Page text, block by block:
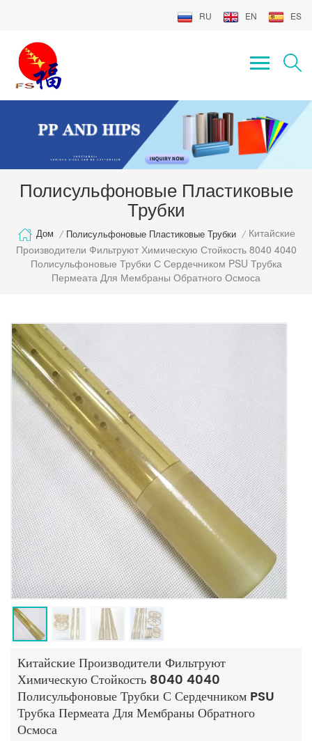
RU EN ES
Полисульфоновые Пластиковые
Трубки
Дом / Полисульфоновые Пластиковые Трубки / Китайские
Производители Фильтруют Химическую Стойкость 8040 4040
Полисульфоновые Трубки С Сердечником PSU Трубка
Пермеата Для Мембраны Обратного Осмоса
Китайские Производители Фильтруют
Химическую Стойкость 8040 4040
Полисульфоновые Трубки С Сердечником PSU
Трубка Пермеата Для Мембраны Обратного
Осмоса